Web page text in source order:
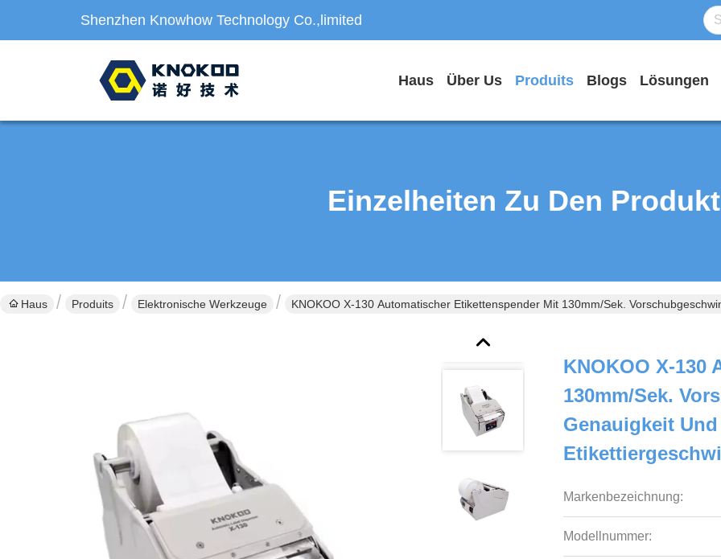
Shenzhen Knowhow Technology Co.,limited
Haus Über Us Produits Blogs Lösungen
Einzelheiten Zu Den
Haus Produits Elektronische Werkzeuge KNOKOO X-130 Automatischer Etikettenspender Mit 130mm/Sek.
KNOKOO X-130
130mm/Sek.
Genauigkeit
Markenbezeichnung:
Modellnummer: